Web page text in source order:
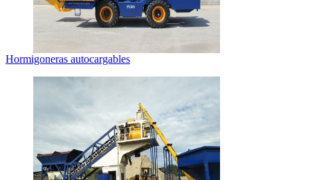
Hormigoneras autocargables